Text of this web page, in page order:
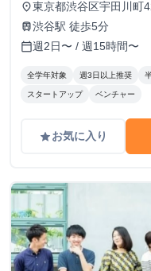
place東京都渋谷区宇田川町
train渋谷駅 徒歩5分
calendar_today週2日〜 / 週15時間〜
全学年対象 週3日以上推奨
スタートアップ ベンチャー
gradeお気に入り